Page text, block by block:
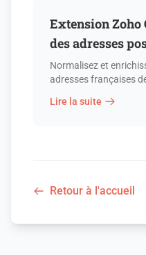
Extension
des adresses
Normalisez et
adresses françaises
Lire la suite
Retour à l'accueil